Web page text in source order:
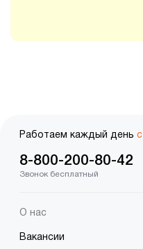
Работаем каждый день
8-800-200-80-42
Звонок бесплатный
О нас
Вакансии